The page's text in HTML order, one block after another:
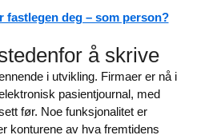
fastlegen deg – som person?
å skrive
i utvikling. Firmaer er nå i
pasientjournal, med
før. Noe funksjonalitet er
konturene av hva fremtidens